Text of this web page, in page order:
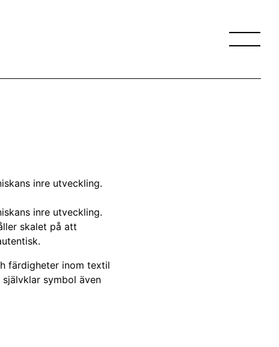
inre utveckling.
inre utveckling.
skalet på att
färdigheter inom textil
symbol även